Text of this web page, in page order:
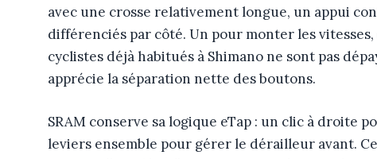
avec une crosse relativement longue, un appui
différenciés par côté. Un pour monter les
cyclistes déjà habitués à Shimano ne sont pas
apprécie la séparation nette des boutons.
SRAM conserve sa logique eTap : un clic à droite
leviers ensemble pour gérer le dérailleur avant.